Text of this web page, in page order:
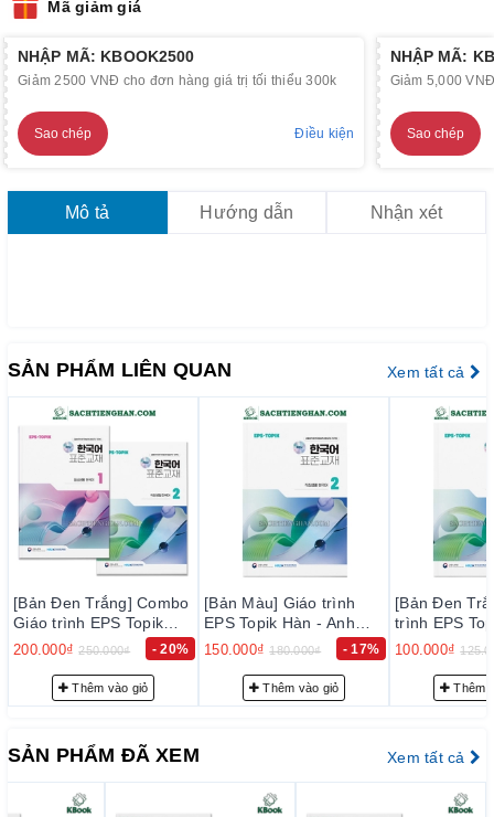
Mã giảm giá
NHẬP MÃ: KBOOK2500
Giảm 2500 VNĐ cho đơn hàng giá trị tối thiểu 300k
Sao chép Điều kiện
NHẬP MÃ:
Giảm 5,000
Sao chép
Mô tả Hướng dẫn Nhận xét
SẢN PHẨM LIÊN QUAN Xem tất cả
[Bản Màu] Giáo trình
EPS Topik Hàn - Anh
Bản Mới 2024 Tập 2 -
EPS-Topik NEW 한국어
표준교재 2 (일상생활 한
국어)
150.000₫ 180.000₫ - 17%
Thêm vào giỏ
[Bản Đen Trắng] Giáo
trình EPS Topik Hàn -
Anh Bản Mới 2024 Tập
어 표준교재 2 (일상생활
한국어)
100.000₫ 125.000₫ - 20%
Thêm vào giỏ
[Bản
EPS
Bản Mới
표준교재
국어)
150.000₫
SẢN PHẨM ĐÃ XEM Xem tất cả